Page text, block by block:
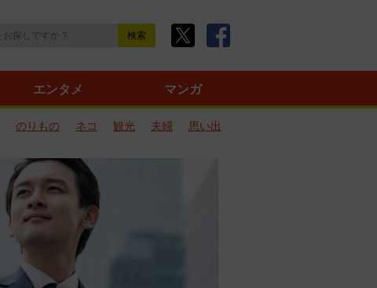
エンタメ マンガ
のりもの ネコ 観光 夫婦
思い出